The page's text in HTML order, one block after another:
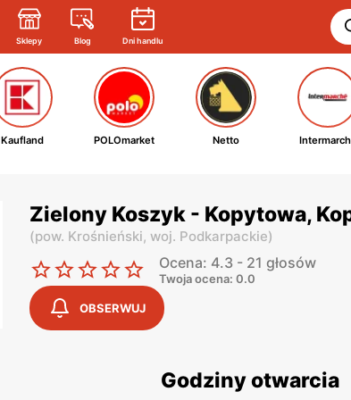
Sklepy Blog Dni handlu
Kaufland POLOmarket Netto
Zielony Koszyk - Kopytowa,
(pow. Krośnieński, woj. Podkarpackie)
Ocena: 4.3 - 21 głosów
Twoja ocena: 0.0
OBSERWUJ
Godziny otwarcia